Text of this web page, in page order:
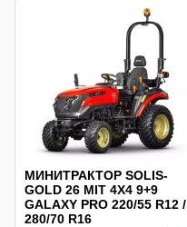
МИНИТРАКТОР SOLIS-
GOLD 26 MIT 4X4 9+9
GALAXY PRO 220/55 R12 /
280/70 R16